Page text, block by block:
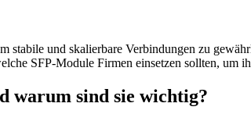
stabile und skalierbare Verbindungen zu
SFP-Module Firmen einsetzen sollten, um
warum sind sie wichtig?